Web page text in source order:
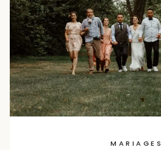
MARIAGES